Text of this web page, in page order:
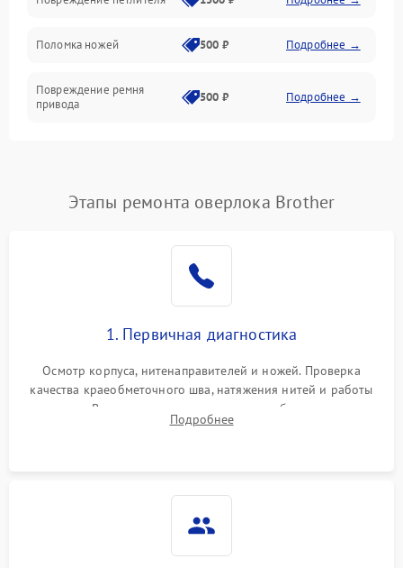
Поломка ножей 500 ₽ Подробнее →
Повреждение ремня
привода
500 ₽ Подробнее →
Неисправность системы
подачи масла
1500 ₽ Подробнее →
500 ₽
защиты от засоров
500 ₽ Подробнее →
Этапы ремонта оверлока Brother
1. Первичная диагностика
Осмотр корпуса, нитенаправителей и ножей. Проверка
качества краеобметочного шва, натяжения нитей и работы
педали. Выявление пропусков стежков, обрывов нити,
заклинивания или тупого среза ткани на тестовом образце.
Подробнее